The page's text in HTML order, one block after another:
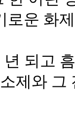
로운 화
되고
제와 그